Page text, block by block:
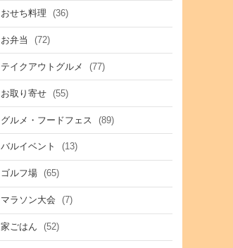
おせち料理 (36)
お弁当 (72)
テイクアウトグルメ (77)
お取り寄せ (55)
グルメ・フードフェス (89)
バルイベント (13)
ゴルフ場 (65)
マラソン大会 (7)
家ごはん (52)